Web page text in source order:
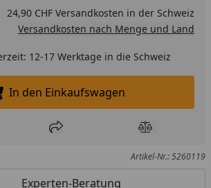
24,90 CHF Versandkosten in der Schweiz
Versandkosten nach Menge und Land
12-17 Werktage in die Schweiz
In den Einkaufswagen legen
In den Einkaufswagen
zur Wunschliste hinzufügen
Teilen Produkt
Artikel-Nr.: 5260119
Experten-Beratung